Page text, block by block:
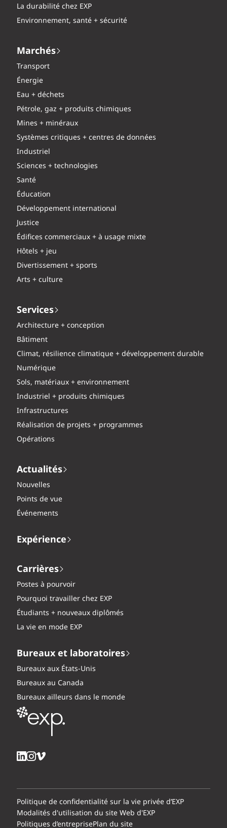
La durabilité chez EXP
Environnement, santé + sécurité
Marchés
Transport
Énergie
Eau + déchets
Pétrole, gaz + produits chimiques
Mines + minéraux
Systèmes critiques + centres de données
Industriel
Sciences + technologies
Santé
Éducation
Développement international
Justice
Édifices commerciaux + à usage mixte
Hôtels + jeu
Divertissement + sports
Arts + culture
Services
Architecture + conception
Bâtiment
Climat, résilience climatique + développement durable
Numérique
Sols, matériaux + environnement
Industriel + produits chimiques
Infrastructures
Réalisation de projets + programmes
Opérations
Actualités
Nouvelles
Points de vue
Événements
Expérience
Carrières
Postes à pourvoir
Pourquoi travailler chez EXP
Étudiants + nouveaux diplômés
La vie en mode EXP
Bureaux et laboratoires
Bureaux aux États-Unis
Bureaux au Canada
Bureaux ailleurs dans le monde
Politique de confidentialité sur la vie privée d’EXP
Modalités d'utilisation du site Web d'EXP
Politiques d’entreprisePlan du site